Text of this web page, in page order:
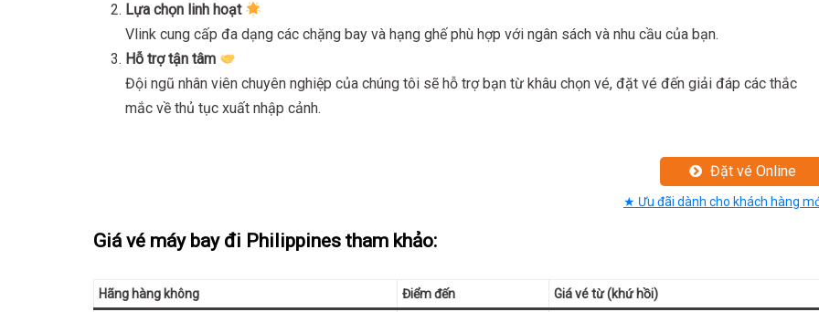
Lựa chọn linh hoạt
Vlink cung cấp đa dạng các chặng bay và hạng ghế phù hợp với ngân sách và nhu cầu của bạn.
Hỗ trợ tận tâm
Đội ngũ nhân viên chuyên nghiệp của chúng tôi sẽ hỗ trợ bạn từ khâu chọn vé, đặt vé đến giải đáp các thắc
mắc về thủ tục xuất nhập cảnh.
Đặt vé Online
★ Ưu đãi dành cho khách hàng
Giá vé máy bay đi Philippines tham khảo:
Hãng hàng không Điểm đến Giá vé từ (khứ hồi)